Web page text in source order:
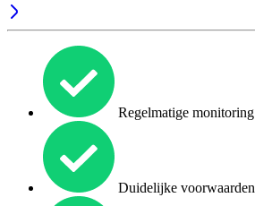
Regelmatige monitoring
Duidelijke voorwaarden